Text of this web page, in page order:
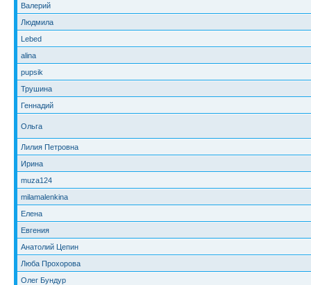
Валерий
Людмила
Lebed
alina
pupsik
Трушина
Геннадий
Ольга
Лилия Петровна
Ирина
muza124
milamalenkina
Елена
Евгения
Анатолий Цепин
Люба Прохорова
Олег Бундур